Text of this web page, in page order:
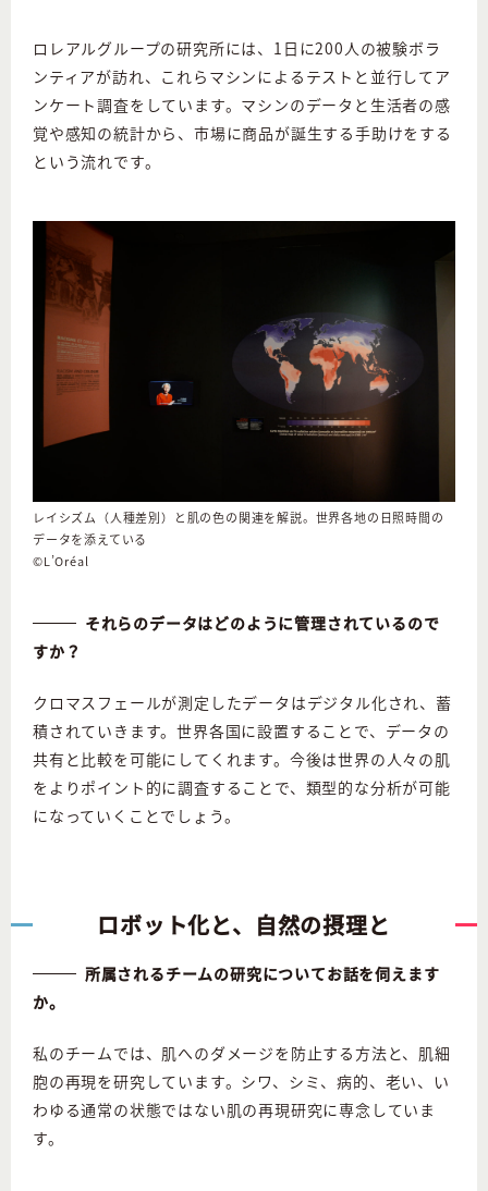
ロレアルグループの研究所には、1日に200人の被験ボラ
ンティアが訪れ、これらマシンによるテストと並行してア
ンケート調査をしています。マシンのデータと生活者の感
覚や感知の統計から、市場に商品が誕生する手助けをする
という流れです。
レイシズム（人種差別）と肌の色の関連を解説。世界各地の日照時間の
データを添えている
©L’Oréal
それらのデータはどのように管理されているので
すか？
クロマスフェールが測定したデータはデジタル化され、蓄
積されていきます。世界各国に設置することで、データの
共有と比較を可能にしてくれます。今後は世界の人々の肌
をよりポイント的に調査することで、類型的な分析が可能
になっていくことでしょう。
ロボット化と、自然の摂理と
所属されるチームの研究についてお話を伺えます
か。
私のチームでは、肌へのダメージを防止する方法と、肌細
胞の再現を研究しています。シワ、シミ、病的、老い、い
わゆる通常の状態ではない肌の再現研究に専念していま
す。